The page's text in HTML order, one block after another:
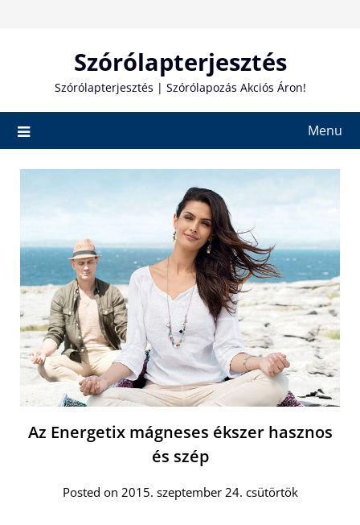
Szórólapterjesztés
Szórólapterjesztés | Szórólapozás Akciós Áron!
Menu
Az Energetix mágneses ékszer hasznos
és szép
Posted on 2015. szeptember 24. csütörtök